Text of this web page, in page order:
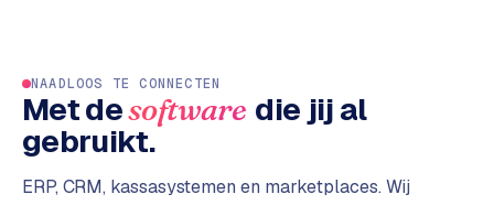
k
b
u
i
l
NAADLOOS TE CONNECTEN
Met desoftware die jij al
gebruikt.
ERP, CRM, kassasystemen en marketplaces. Wij